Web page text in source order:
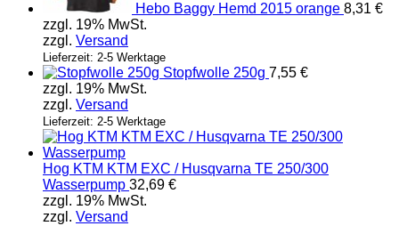
Hebo Baggy Hemd 2015 orange 8,31 €
zzgl. 19% MwSt.
zzgl. Versand
Lieferzeit: 2-5 Werktage
Stopfwolle 250g 7,55 €
zzgl. 19% MwSt.
zzgl. Versand
Lieferzeit: 2-5 Werktage
Hog KTM KTM EXC / Husqvarna TE 250/300
Wasserpump 32,69 €
zzgl. 19% MwSt.
zzgl. Versand